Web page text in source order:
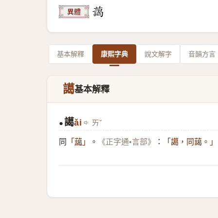
異體
基本解釋 康熙字典 說文解字 音韻方言
譪基本解釋
● 譪ǎi ㄞˇ
同 「 藹 」 。 《正字通•言部》 ： 「譪，同藹。」